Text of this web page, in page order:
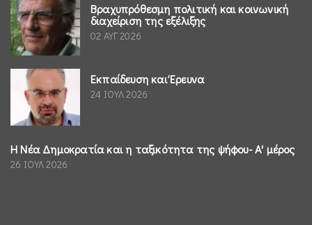
Βραχυπρόθεσμη πολιτική και κοινωνική
διαχείριση της εξέλιξης
02 ΑΥΓ 2026
Εκπαίδευση και Έρευνα
24 ΙΟΥΛ 2026
Η Νέα Δημοκρατία και η ταξικότητα της ψήφου- Α' μέρος
26 ΙΟΥΛ 2026